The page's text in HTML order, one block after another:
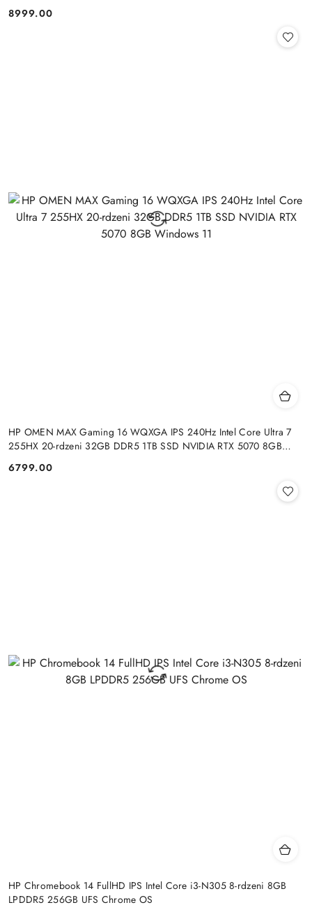
Cena:
8999.00
HP OMEN MAX Gaming 16 WQXGA IPS 240Hz Intel Core Ultra 7
255HX 20-rdzeni 32GB DDR5 1TB SSD NVIDIA RTX 5070 8GB
Cena:
6799.00
HP Chromebook 14 FullHD IPS Intel Core i3-N305 8-rdzeni 8GB
LPDDR5 256GB UFS Chrome OS